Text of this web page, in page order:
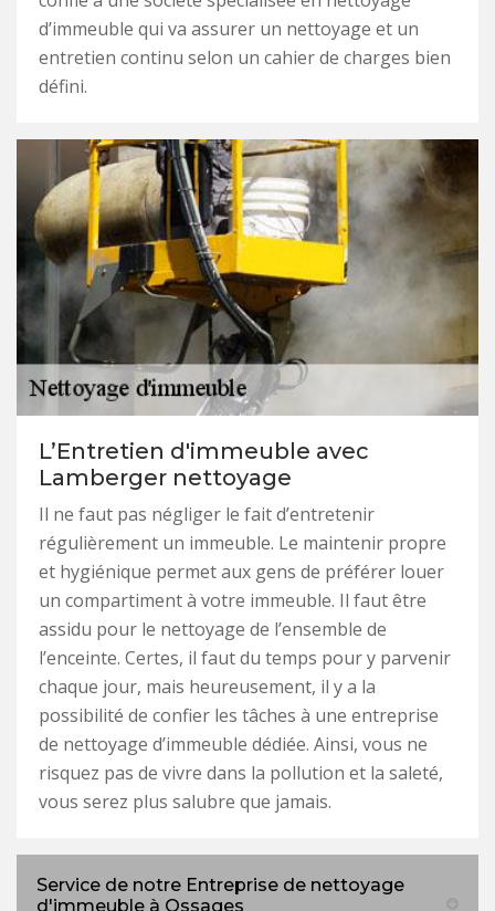
d’immeuble qui va assurer un nettoyage et un
entretien continu selon un cahier de charges bien
défini.
L’Entretien d'immeuble avec
Lamberger nettoyage
Il ne faut pas négliger le fait d’entretenir
régulièrement un immeuble. Le maintenir propre
et hygiénique permet aux gens de préférer louer
un compartiment à votre immeuble. Il faut être
assidu pour le nettoyage de l’ensemble de
l’enceinte. Certes, il faut du temps pour y parvenir
chaque jour, mais heureusement, il y a la
possibilité de confier les tâches à une entreprise
de nettoyage d’immeuble dédiée. Ainsi, vous ne
risquez pas de vivre dans la pollution et la saleté,
vous serez plus salubre que jamais.
Service de notre Entreprise de nettoyage
d'immeuble à Ossages